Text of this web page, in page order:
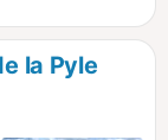
la Pyle